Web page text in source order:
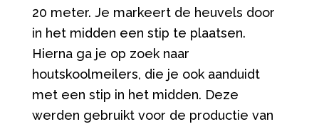
20 meter. Je markeert de heuvels door
in het midden een stip te plaatsen.
Hierna ga je op zoek naar
houtskoolmeilers, die je ook aanduidt
met een stip in het midden. Deze
werden gebruikt voor de productie van